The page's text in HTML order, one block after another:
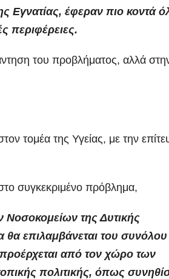
Εγνατίας, έφεραν πιο κοντά
περιφέρειες.
του προβλήματος, αλλά
τομέα της Υγείας, με την
συγκεκριμένο πρόβλημα,
της Δυτικής
θα επιλαμβάνεται του
από τον χώρο των
πολιτικής, όπως